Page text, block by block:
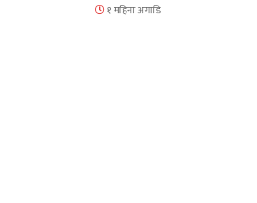
१ महिना अगाडि